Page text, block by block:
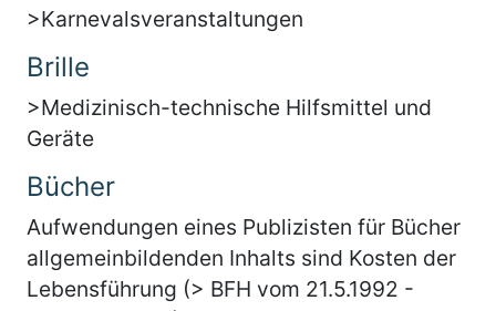
>Karnevalsveranstaltungen
Brille
>Medizinisch-technische Hilfsmittel und
Geräte
Bücher
Aufwendungen eines Publizisten für Bücher
allgemeinbildenden Inhalts sind Kosten der
Lebensführung (> BFH vom 21.5.1992 -